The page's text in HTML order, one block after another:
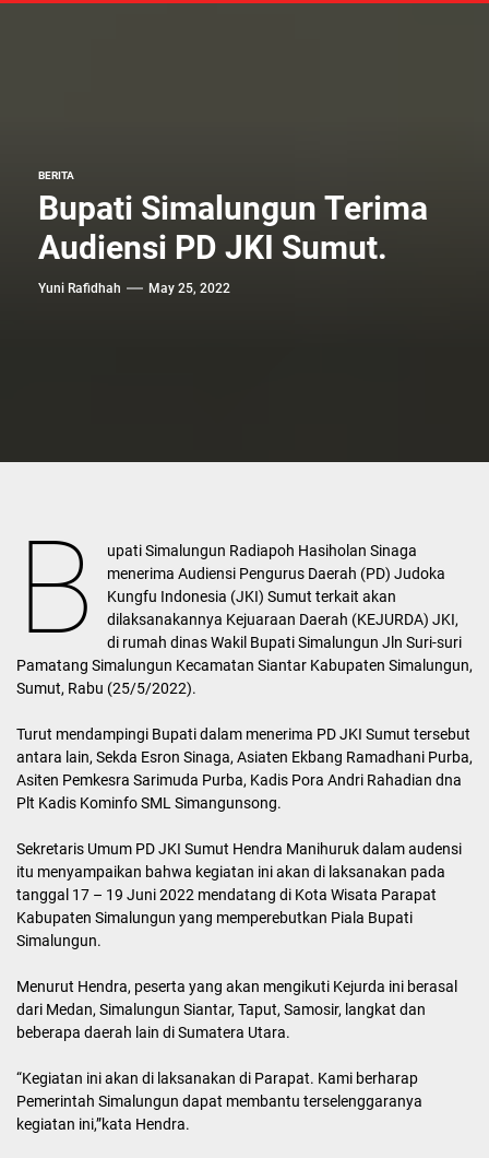
BERITA
Bupati Simalungun Terima
Audiensi PD JKI Sumut.
Yuni Rafidhah May 25, 2022
B
upati Simalungun Radiapoh Hasiholan Sinaga
menerima Audiensi Pengurus Daerah (PD) Judoka
Kungfu Indonesia (JKI) Sumut terkait akan
dilaksanakannya Kejuaraan Daerah (KEJURDA) JKI,
di rumah dinas Wakil Bupati Simalungun Jln Suri-suri
Pamatang Simalungun Kecamatan Siantar Kabupaten Simalungun,
Sumut, Rabu (25/5/2022).
Turut mendampingi Bupati dalam menerima PD JKI Sumut tersebut
antara lain, Sekda Esron Sinaga, Asiaten Ekbang Ramadhani Purba,
Asiten Pemkesra Sarimuda Purba, Kadis Pora Andri Rahadian dna
Plt Kadis Kominfo SML Simangunsong.
Sekretaris Umum PD JKI Sumut Hendra Manihuruk dalam audensi
itu menyampaikan bahwa kegiatan ini akan di laksanakan pada
tanggal 17 – 19 Juni 2022 mendatang di Kota Wisata Parapat
Kabupaten Simalungun yang memperebutkan Piala Bupati
Simalungun.
Menurut Hendra, peserta yang akan mengikuti Kejurda ini berasal
dari Medan, Simalungun Siantar, Taput, Samosir, langkat dan
beberapa daerah lain di Sumatera Utara.
“Kegiatan ini akan di laksanakan di Parapat. Kami berharap
Pemerintah Simalungun dapat membantu terselenggaranya
kegiatan ini,”kata Hendra.